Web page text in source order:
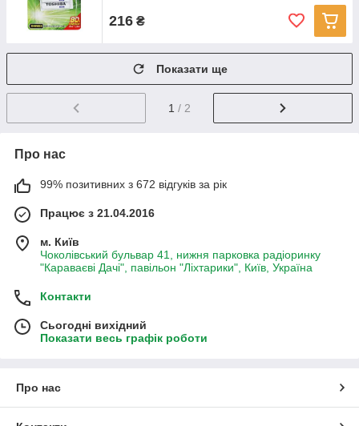
216 ₴
Показати ще
1 / 2
Про нас
99% позитивних з 672 відгуків за рік
Працює з 21.04.2016
м. Київ
Чоколівський бульвар 41, нижня парковка радіоринку
"Караваєві Дачі", павільон "Ліхтарики", Київ, Україна
Контакти
Сьогодні вихідний
Показати весь графік роботи
Про нас